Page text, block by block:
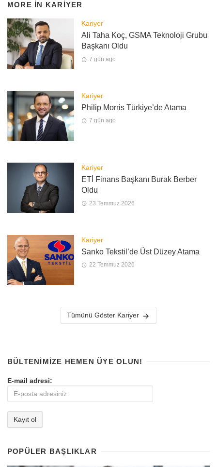
MORE IN KARIYER
Kariyer
Ali Taha Koç, GSMA Teknoloji Grubu
Başkanı Oldu
7 gün ago
Kariyer
Philip Morris Türkiye’de Atama
7 gün ago
Kariyer
ETİ Finans Başkanı Burak Berber
Oldu
23 Temmuz 2026
Kariyer
Sanko Tekstil’de Üst Düzey Atama
22 Temmuz 2026
Tümünü Göster Kariyer
BÜLTENIMIZE HEMEN ÜYE OLUN!
E-mail adresi:
POPÜLER BAŞLIKLAR